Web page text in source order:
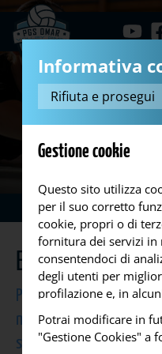
Eventi
Partecipa agli eventi di
nostro calendario ricco
speciali a Rimini, ideali
Informativa
Rifiuta e prosegui
Gestione cookie
Questo sito utilizza
per il suo corretto
cookie, propri o di
fornitura dei servizi in
consentendoci di
degli utenti per
profilazione e, in
o messaggi
cookie da noi
terze parti che
Potrai modificare in
"Gestione Cookies" a